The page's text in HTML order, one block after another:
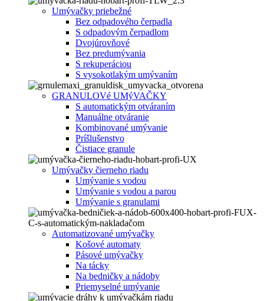
Umývačky priebežné
Bez odpadového čerpadla
S odpadovým čerpadlom
Dvojúrovňové
Bez predumývania
S rekuperáciou
S vysokotlakým umývaním
GRANULOVé UMýVAČKY
S automatickým otváraním
Manuálne otváranie
Kombinované umývanie
Príšlušenstvo
Čistiace granule
Umývačky čierneho riadu
Umývanie s vodou
Umývanie s vodou a parou
Umývanie s granulami
Automatizované umývačky
Košové automaty
Pásové umývačky
Na tácky
Na bedničky a nádoby
Priemyselné umývanie